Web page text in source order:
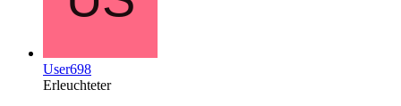
User698
Erleuchteter